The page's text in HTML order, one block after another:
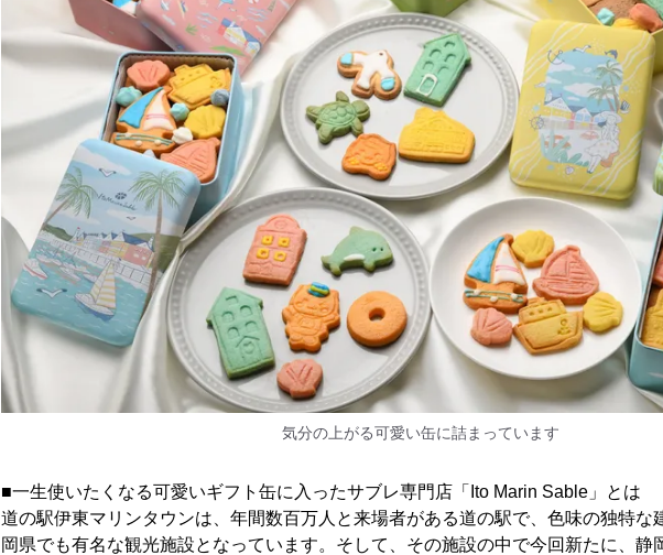
気分の上がる可愛い缶に詰まっています
■一生使いたくなる可愛いギフト缶に入ったサブレ専門店「Ito Marin Sable」とは
道の駅伊東マリンタウンは、年間数百万人と来場者がある道の駅で、色味の独特な
岡県でも有名な観光施設となっています。そして、その施設の中で今回新たに、静